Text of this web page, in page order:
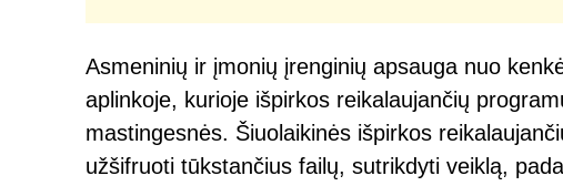
Asmeninių ir įmonių įrenginių apsauga nuo
aplinkoje, kurioje išpirkos reikalaujančių
mastingesnės. Šiuolaikinės išpirkos
užšifruoti tūkstančius failų, sutrikdyti veiklą,